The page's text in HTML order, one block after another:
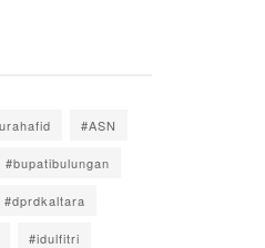
#ASN
#bupatibulungan
#dprdkaltara
#idulfitri